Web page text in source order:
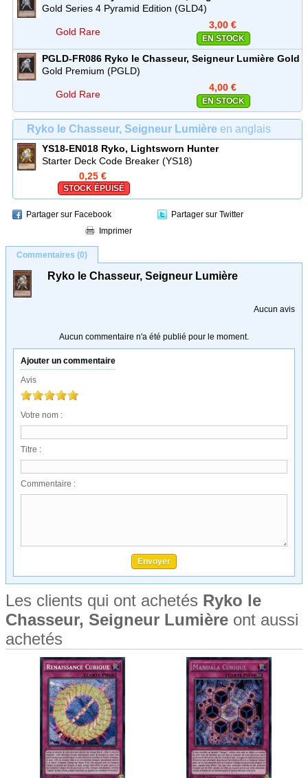
Rare
Gold Series 4 Pyramid Edition (GLD4)
Gold Rare
3,00 €
EN STOCK
PGLD-FR086 Ryko le Chasseur, Seigneur Lumière Gold
Rare
Gold Premium (PGLD)
Gold Rare
4,00 €
EN STOCK
Ryko le Chasseur, Seigneur Lumière en anglais
YS18-EN018 Ryko, Lightsworn Hunter
Starter Deck Code Breaker (YS18)
0,25 €
STOCK ÉPUISÉ
Partager sur Facebook
Partager sur Twitter
Imprimer
Commentaires (0)
Ryko le Chasseur, Seigneur Lumière
Aucun avis
Aucun commentaire n'a été publié pour le moment.
Ajouter un commentaire
Avis
Votre nom :
Titre :
Commentaire :
Les clients qui ont achetés Ryko le
Chasseur, Seigneur Lumière ont aussi
achetés